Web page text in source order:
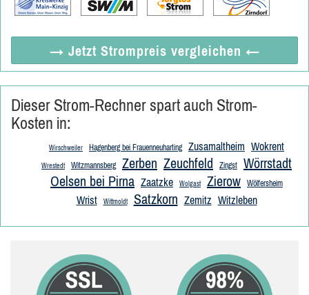
→ Jetzt Strompreis vergleichen ←
Dieser Strom-Rechner spart auch Strom-
Kosten in:
Wirschweiler Hagenberg bei Frauenneuharting Zusamaltheim Wokrent
Wrestedt Witzmannsberg Zerben Zeuchfeld Zingst
Wörrstadt
Oelsen bei Pirna Zaatzke Wolgast Zierow Wölfersheim
Wrist Wittmoldt Satzkorn Zemitz Witzleben